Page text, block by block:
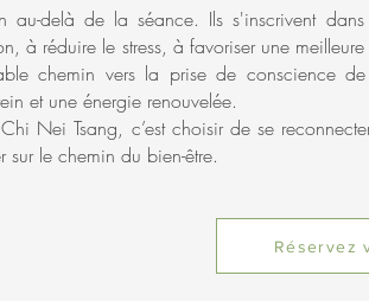
delà de la séance. Ils s'inscrivent
à réduire le stress, à favoriser une
chemin vers la prise de conscience
et une énergie renouvelée.
Nei Tsang, c’est choisir de se
sur le chemin du bien-être.
Réservez